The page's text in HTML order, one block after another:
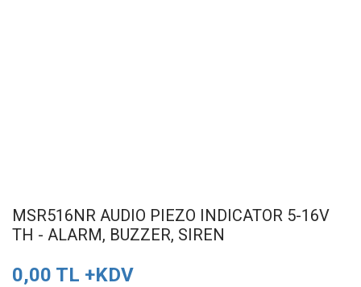
MSR516NR AUDIO PIEZO INDICATOR 5-16V
TH - ALARM, BUZZER, SIREN
0,00 TL +KDV